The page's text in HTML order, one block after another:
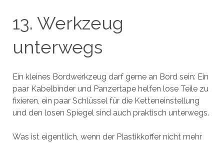
13. Werkzeug
unterwegs
Ein kleines Bordwerkzeug darf gerne an Bord sein: Ein
paar Kabelbinder und Panzertape helfen lose Teile zu
fixieren, ein paar Schlüssel für die Ketteneinstellung
und den losen Spiegel sind auch praktisch unterwegs.
Was ist eigentlich, wenn der Plastikkoffer nicht mehr